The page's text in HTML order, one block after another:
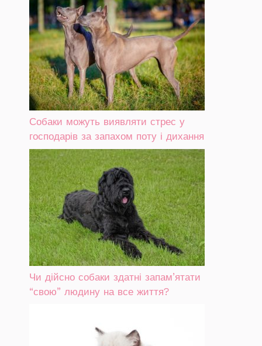
Собаки можуть виявляти стрес у
господарів за запахом поту і дихання
Чи дійсно собаки здатні запам’ятати
“свою” людину на все життя?